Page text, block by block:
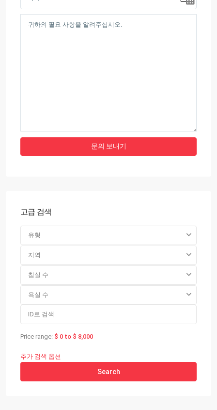
고급 검색
유형
지역
침실 수
욕실 수
Price range: $ 0 to $ 8,000
추가 검색 옵션
Search